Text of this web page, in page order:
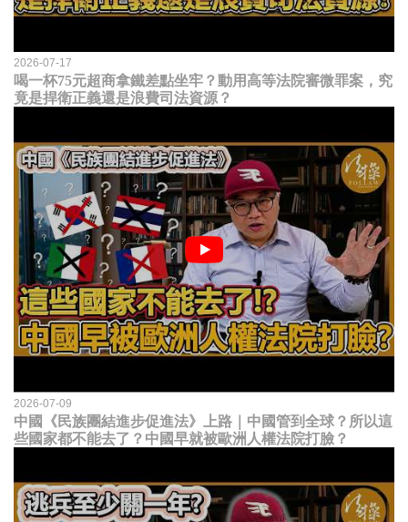
2026-07-17
喝一杯75元超商拿鐵差點坐牢？動用高等法院審微罪案，究
竟是捍衛正義還是浪費司法資源？
2026-07-09
中國《民族團結進步促進法》上路｜中國管到全球？所以這
些國家都不能去了？中國早就被歐洲人權法院打臉？